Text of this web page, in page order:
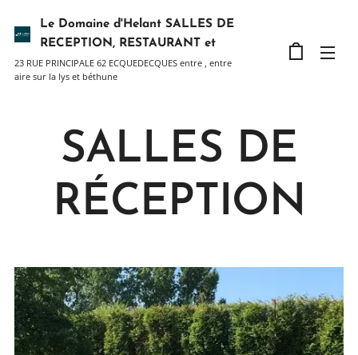
Le Domaine d'Helant SALLES DE
RECEPTION, RESTAURANT et
Hébergement
23 RUE PRINCIPALE 62 ECQUEDECQUES entre , entre
aire sur la lys et béthune
SALLES DE
RÉCEPTION